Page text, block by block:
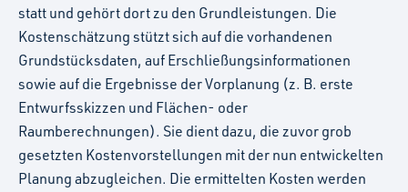
statt und gehört dort zu den Grundleistungen. Die
Kostenschätzung stützt sich auf die vorhandenen
Grundstücksdaten, auf Erschließungsinformationen
sowie auf die Ergebnisse der Vorplanung (z. B. erste
Entwurfsskizzen und Flächen- oder
Raumberechnungen). Sie dient dazu, die zuvor grob
gesetzten Kostenvorstellungen mit der nun entwickelten
Planung abzugleichen. Die ermittelten Kosten werden